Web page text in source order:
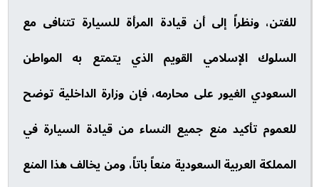
للفتن، ونظراً إلى أن قيادة المرأة للسيارة تتنافى مع
السلوك الإسلامي القويم الذي يتمتع به المواطن
السعودي الغيور على محارمه، فإن وزارة الداخلية توضح
للعموم تأكيد منع جميع النساء من قيادة السيارة في
المملكة العربية السعودية منعاً باتاً، ومن يخالف هذا المنع